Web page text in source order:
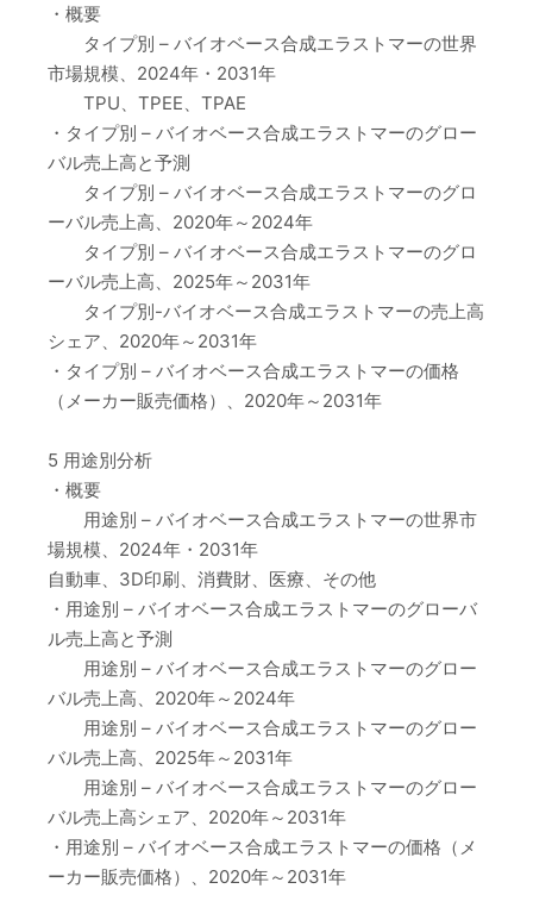
・概要
タイプ別 – バイオベース合成エラストマーの世界
市場規模、2024年・2031年
TPU、TPEE、TPAE
・タイプ別 – バイオベース合成エラストマーのグロー
バル売上高と予測
タイプ別 – バイオベース合成エラストマーのグロ
ーバル売上高、2020年～2024年
タイプ別 – バイオベース合成エラストマーのグロ
ーバル売上高、2025年～2031年
タイプ別-バイオベース合成エラストマーの売上高
シェア、2020年～2031年
・タイプ別 – バイオベース合成エラストマーの価格
（メーカー販売価格）、2020年～2031年
5 用途別分析
・概要
用途別 – バイオベース合成エラストマーの世界市
場規模、2024年・2031年
自動車、3D印刷、消費財、医療、その他
・用途別 – バイオベース合成エラストマーのグローバ
ル売上高と予測
用途別 – バイオベース合成エラストマーのグロー
バル売上高、2020年～2024年
用途別 – バイオベース合成エラストマーのグロー
バル売上高、2025年～2031年
用途別 – バイオベース合成エラストマーのグロー
バル売上高シェア、2020年～2031年
・用途別 – バイオベース合成エラストマーの価格（メ
ーカー販売価格）、2020年～2031年